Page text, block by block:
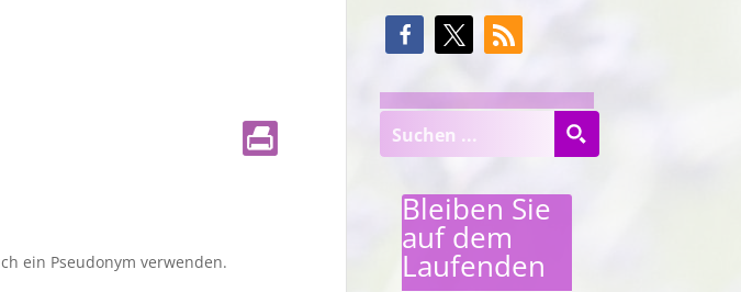
ein Pseudonym verwenden.
Bleiben Sie
auf dem
Laufenden